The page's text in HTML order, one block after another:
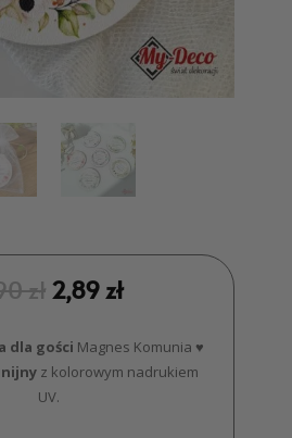
zł 2,89zł
dla gości Magnes Komunia ♥
z kolorowym nadrukiem
UV.